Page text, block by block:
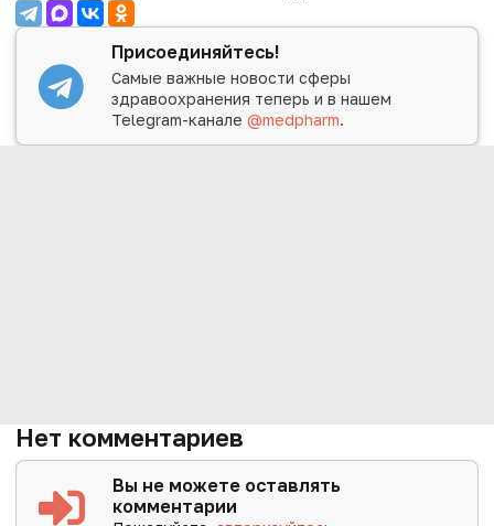
Присоединяйтесь!
Самые важные новости сферы
здравоохранения теперь и в нашем
Telegram-канале@medpharm.
Нет комментариев
Вы не можете оставлять
комментарии